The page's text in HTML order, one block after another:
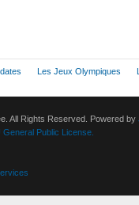
Les Jeux Olympiques
All Rights Reserved. Powered by
General Public License.